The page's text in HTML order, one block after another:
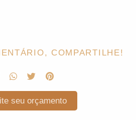
COMPARTILHE!
seu orçamento